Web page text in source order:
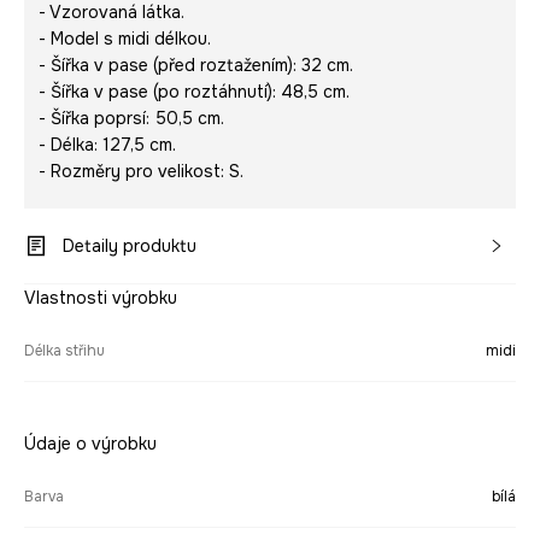
- Vzorovaná látka.
- Model s midi délkou.
- Šířka v pase (před roztažením): 32 cm.
- Šířka v pase (po roztáhnutí): 48,5 cm.
- Šířka poprsí: 50,5 cm.
- Délka: 127,5 cm.
- Rozměry pro velikost: S.
Detaily produktu
Vlastnosti výrobku
Délka střihu midi
Údaje o výrobku
Barva bílá